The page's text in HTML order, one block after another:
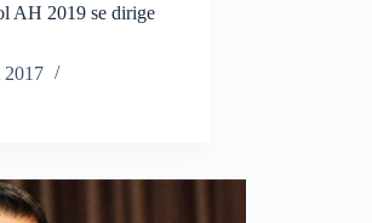
AH 2019 se dirige
2017